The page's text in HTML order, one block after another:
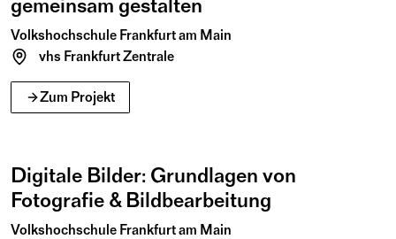
Volkshochschule Frankfurt am Main
vhs Frankfurt Zentrale
Zum Projekt
Februar2026
23 Mo
Digitale Bilder: Grundlagen von
Fotografie & Bildbearbeitung
Volkshochschule Frankfurt am Main